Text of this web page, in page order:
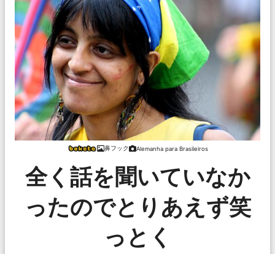
鼻フック Alemanha para Brasileiros
全く話を聞いていなか
ったのでとりあえず笑
っとく